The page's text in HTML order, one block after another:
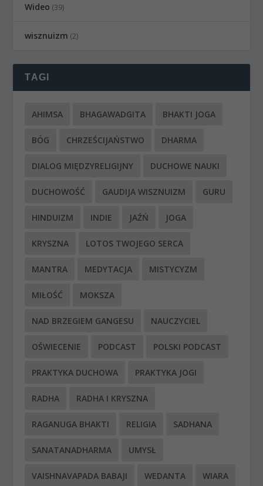
Wideo (39)
wisznuizm (2)
TAGI
AHIMSA BHAGAWADGITA BHAKTI JOGA
BÓG CHRZEŚCIJAŃSTWO DHARMA
DIALOG MIĘDZYRELIGIJNY DUCHOWE NAUKI
DUCHOWOŚĆ GAUDIJA WISZNUIZM GURU
HINDUIZM INDIE JAŹŃ JOGA
KRYSZNA LOTOS TWOJEGO SERCA
MANTRA MEDYTACJA MISTYCYZM
MIŁOŚĆ MOKSZA
NAD BRZEGIEM GANGESU NAUCZYCIEL
OŚWIECENIE PODCAST POLSKI PODCAST
PRAKTYKA DUCHOWA PRAKTYKA JOGI
RADHA RADHA I KRYSZNA
RAGANUGA BHAKTI RELIGIA SADHANA
SANATANADHARMA UMYSŁ
VAISHNAVAPADA BABAJI WEDANTA WIARA